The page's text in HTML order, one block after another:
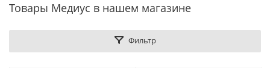
Товары Медиус в нашем магазине
Фильтр